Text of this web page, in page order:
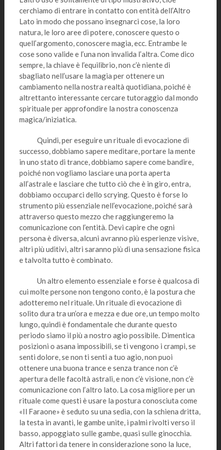
cerchiamo di entrare in contatto con entità dell’Altro
Lato in modo che possano insegnarci cose, la loro
natura, le loro aree di potere, conoscere questo o
quell’argomento, conoscere magia, ecc. Entrambe le
cose sono valide e l’una non invalida l’altra. Come dico
sempre, la chiave è l’equilibrio, non c’è niente di
sbagliato nell’usare la magia per ottenere un
cambiamento nella nostra realtà quotidiana, poiché è
altrettanto interessante cercare tutoraggio dal mondo
spirituale per approfondire la nostra conoscenza
magica/iniziatica.
Quindi, per eseguire un rituale di evocazione di
successo, dobbiamo sapere meditare, portare la mente
in uno stato di trance, dobbiamo sapere come bandire,
poiché non vogliamo lasciare una porta aperta
all’astrale e lasciare che tutto ciò che è in giro, entra,
dobbiamo occuparci dello scrying. Questo è forse lo
strumento più essenziale nell’evocazione, poiché sarà
attraverso questo mezzo che raggiungeremo la
comunicazione con l’entità. Devi capire che ogni
persona è diversa, alcuni avranno più esperienze visive,
altri più uditivi, altri saranno più di una sensazione fisica
e talvolta tutto è combinato.
Un altro elemento essenziale e forse è qualcosa di
cui molte persone non tengono conto, è la postura che
adotteremo nel rituale. Un rituale di evocazione di
solito dura tra un’ora e mezza e due ore, un tempo molto
lungo, quindi è fondamentale che durante questo
periodo siamo il più a nostro agio possibile. Dimentica
posizioni o asana impossibili, se ti vengono i crampi, se
senti dolore, se non ti senti a tuo agio, non puoi
ottenere una buona trance e senza trance non c’è
apertura delle facoltà astrali, e non c’è visione, non c’è
comunicazione con l’altro lato. La cosa migliore per un
rituale come questi è usare la postura conosciuta come
«Il Faraone» è seduto su una sedia, con la schiena dritta,
la testa in avanti, le gambe unite, i palmi rivolti verso il
basso, appoggiato sulle gambe, quasi sulle ginocchia.
Altri fattori da tenere in considerazione sono la luce,